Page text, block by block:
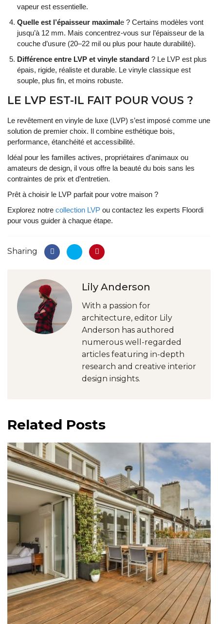
vapeur est essentielle.
Quelle est l’épaisseur maximale ? Certains modèles vont
jusqu’à 12 mm. Mais concentrez-vous sur l’épaisseur de la
couche d’usure (20–22 mil ou plus pour haute durabilité).
Différence entre LVP et vinyle standard ? Le LVP est plus
épais, rigide, réaliste et durable. Le vinyle classique est
souple, plus fin, et moins robuste.
LE LVP EST-IL FAIT POUR VOUS ?
Le revêtement en vinyle de luxe (LVP) s’est imposé comme une
solution de premier choix. Il combine esthétique bois,
performance, étanchéité et accessibilité.
Idéal pour les familles actives, propriétaires d’animaux ou
amateurs de design, il vous offre la beauté du bois sans les
contraintes de prix et d’entretien.
Prêt à choisir le LVP parfait pour votre maison ?
Explorez notre collection LVP ou contactez les experts Floordi
pour vous guider à chaque étape.
Sharing
Lily Anderson
With a passion for
architecture, editor Lily
Anderson has authored
numerous well-regarded
articles featuring in-depth
research and creative interior
design insights.
Related Posts